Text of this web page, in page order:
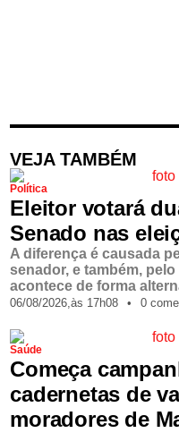
VEJA TAMBÉM
Política
Eleitor votará
Senado nas
A diferença é causada
senador, e também,
acontece de forma
06/08/2026,às 17h08 • 0
Saúde
Começa
cadernetas de
moradores de